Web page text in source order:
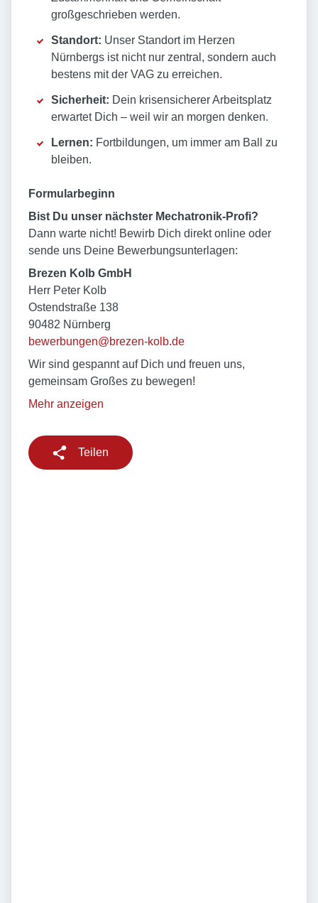
großgeschrieben werden.
Standort: Unser Standort im Herzen
Nürnbergs ist nicht nur zentral, sondern auch
bestens mit der VAG zu erreichen.
Sicherheit: Dein krisensicherer Arbeitsplatz
erwartet Dich – weil wir an morgen denken.
Lernen: Fortbildungen, um immer am Ball zu
bleiben.
Formularbeginn
Bist Du unser nächster Mechatronik-Profi?
Dann warte nicht! Bewirb Dich direkt online oder
sende uns Deine Bewerbungsunterlagen:
Brezen Kolb GmbH
Herr Peter Kolb
Ostendstraße 138
90482 Nürnberg
bewerbungen@brezen-kolb.de
Wir sind gespannt auf Dich und freuen uns,
gemeinsam Großes zu bewegen!
Mehr anzeigen
Teilen